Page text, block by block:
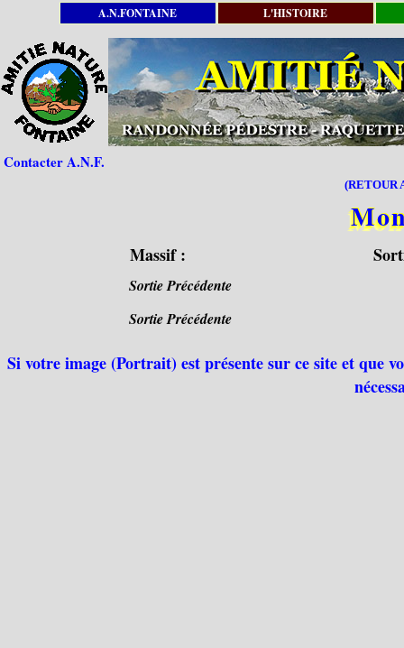
A.N.FONTAINE L'HISTOIRE
Contacter A.N.F.
(RETOUR
Massif :
Sortie Précédente
Sortie Précédente
Si votre image (Portrait) est présente sur ce site et que